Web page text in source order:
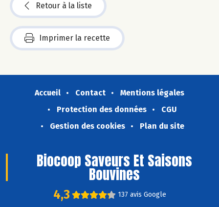
Retour à la liste
Imprimer la recette
Accueil Contact
Mentions légales
Protection des données
CGU
Gestion des cookies
Plan du site
Biocoop Saveurs Et Saisons
Bouvines
4,3 137 avis Google